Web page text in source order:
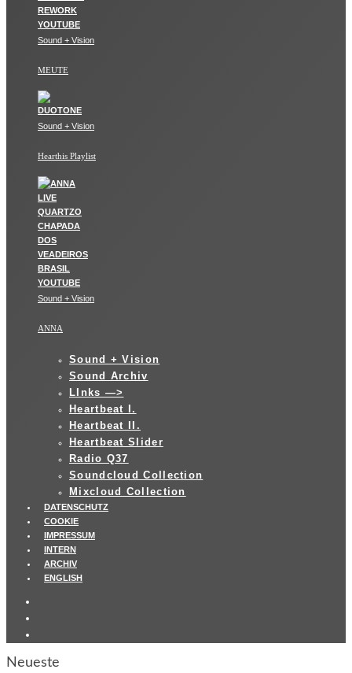
Sound + Vision
MEUTE
Sound + Vision
Hearthis Playlist
Sound + Vision
ANNA
Sound + Vision
Sound Archiv
LInks —>
Heartbeat I.
Heartbeat II.
Heartbeat Slider
Radio Q37
Soundcloud Collection
Mixcloud Collection
DATENSCHUTZ
COOKIE
IMPRESSUM
INTERN
ARCHIV
ENGLISH
Neueste